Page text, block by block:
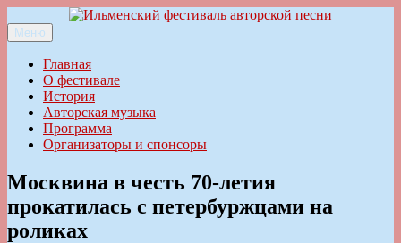
к
содержимому
Ильменский фестиваль авторской песни
Меню
Главная
О фестивале
История
Авторская музыка
Программа
Организаторы и спонсоры
Москвина в честь 70-летия
прокатилась с петербуржцами на
роликах